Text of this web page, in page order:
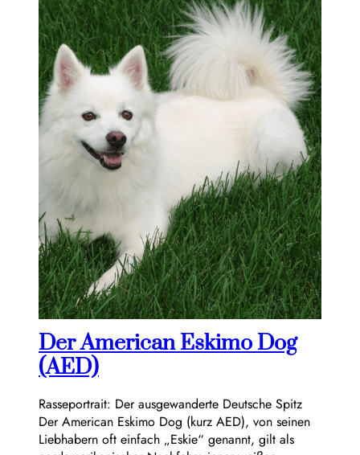
Der American Eskimo Dog
(AED)
Rasseportrait: Der ausgewanderte Deutsche Spitz
Der American Eskimo Dog (kurz AED), von seinen
Liebhabern oft einfach „Eskie“ genannt, gilt als